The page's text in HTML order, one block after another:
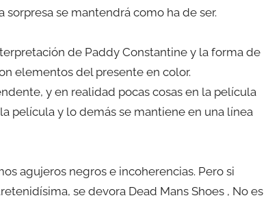
se mantendrá como ha de ser.
de Paddy Constantine y la forma de
elementos del presente en color.
y en realidad pocas cosas en la película
película y lo demás se mantiene en una línea
agujeros negros e incoherencias. Pero si
se devora Dead Mans Shoes , No es